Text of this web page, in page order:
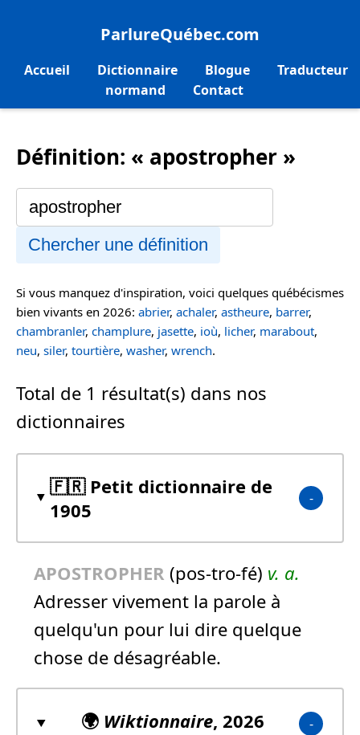
ParlureQuébec.com
Accueil Dictionnaire Blogue
Traducteur
normand
Contact
Définition: « apostropher »
Chercher une définition
Si vous manquez d'inspiration, voici quelques québécismes
bien vivants en 2026: abrier, achaler, astheure, barrer,
chambranler, champlure, jasette, ioù, licher, marabout,
neu, siler, tourtière, washer, wrench.
Total de 1 résultat(s) dans nos
dictionnaires
🇫🇷 Petit dictionnaire de
1905
APOSTROPHER (pos-tro-fé) v. a.
Adresser vivement la parole à
quelqu'un pour lui dire quelque
chose de désagréable.
🌍 Wiktionnaire, 2026